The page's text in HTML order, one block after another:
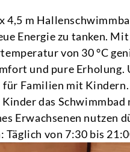
4,5 m
Energie zu tanken.
von 30 °C
und pure Erholung.
für Familien mit
Kinder das Schwimmbad
Erwachsenen nutzen
Täglich von 7:30 bis